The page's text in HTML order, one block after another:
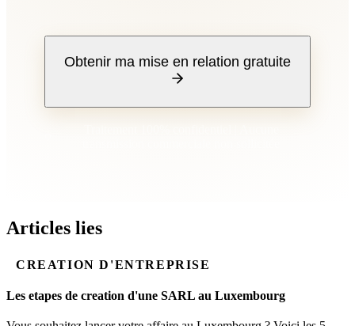
Articles lies
CREATION D'ENTREPRISE
Les etapes de creation d'une SARL au Luxembourg